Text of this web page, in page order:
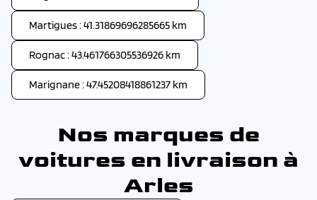
Martigues : 41.31869696285665 km
Rognac : 43.461766305536926 km
Marignane : 47.45208418861237 km
Nos marques de
voitures en livraison à
Arles